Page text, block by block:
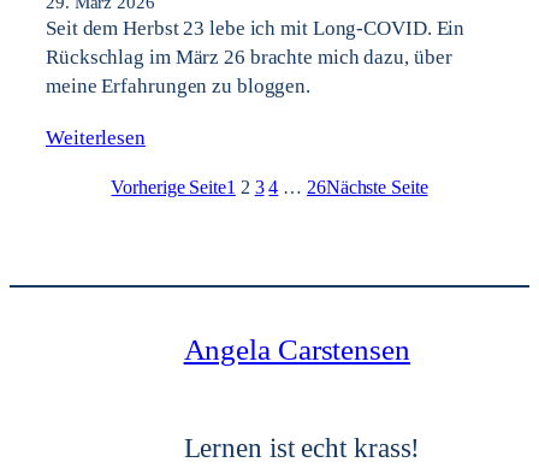
Seit dem Herbst 23 lebe ich mit Long-COVID. Ein
Rückschlag im März 26 brachte mich dazu, über
meine Erfahrungen zu bloggen.
Weiterlesen
Vorherige Seite1 2 3 4 … 26Nächste Seite
Angela Carstensen
Lernen ist echt krass!